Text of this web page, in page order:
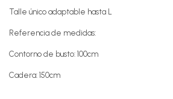
Talle único adaptable hasta L
Referencia de medidas:
Contorno de busto: 100cm
Cadera: 150cm